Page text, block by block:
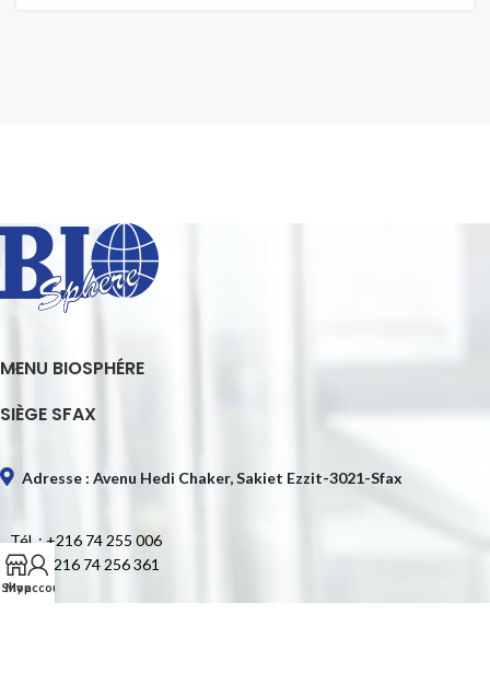
MENU BIOSPHÉRE
SIÈGE SFAX
Adresse : Avenu Hedi Chaker, Sakiet Ezzit-3021-Sfax
Tél. : +216 74 255 006
Fax : +216 74 256 361
Shop
My account